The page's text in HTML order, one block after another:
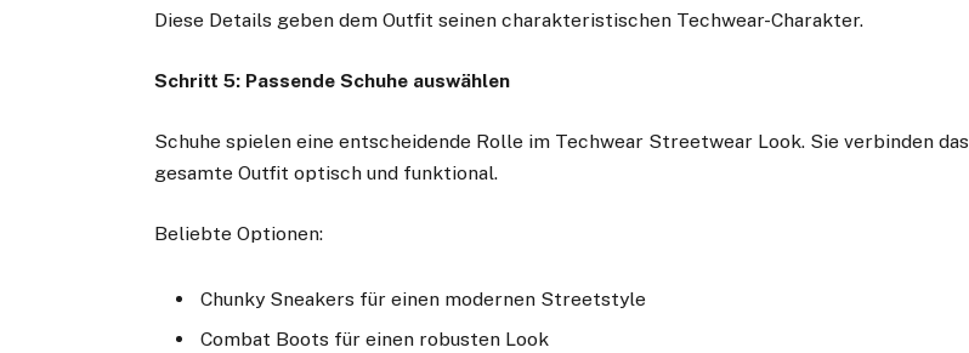
Diese Details geben dem Outfit seinen charakteristischen Techwear-Charakter.
Schritt 5: Passende Schuhe auswählen
Schuhe spielen eine entscheidende Rolle im Techwear Streetwear Look. Sie verbinden das
gesamte Outfit optisch und funktional.
Beliebte Optionen:
Chunky Sneakers für einen modernen Streetstyle
Combat Boots für einen robusten Look